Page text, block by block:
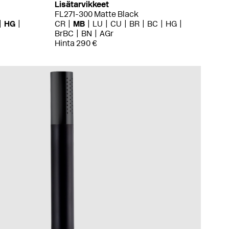
HG
Lisätarvikkeet
FL271-300 Matte Black
CR
MB LU CU BR BC
HG
BrBC
BN
AGr
Hinta 290 €